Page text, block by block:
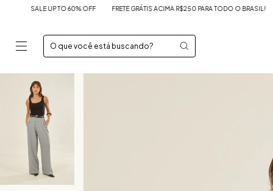
UP TO 60% OFF FRETE GRÁTIS ACIMA R$250 PARA TODO O BRASIL! SALE